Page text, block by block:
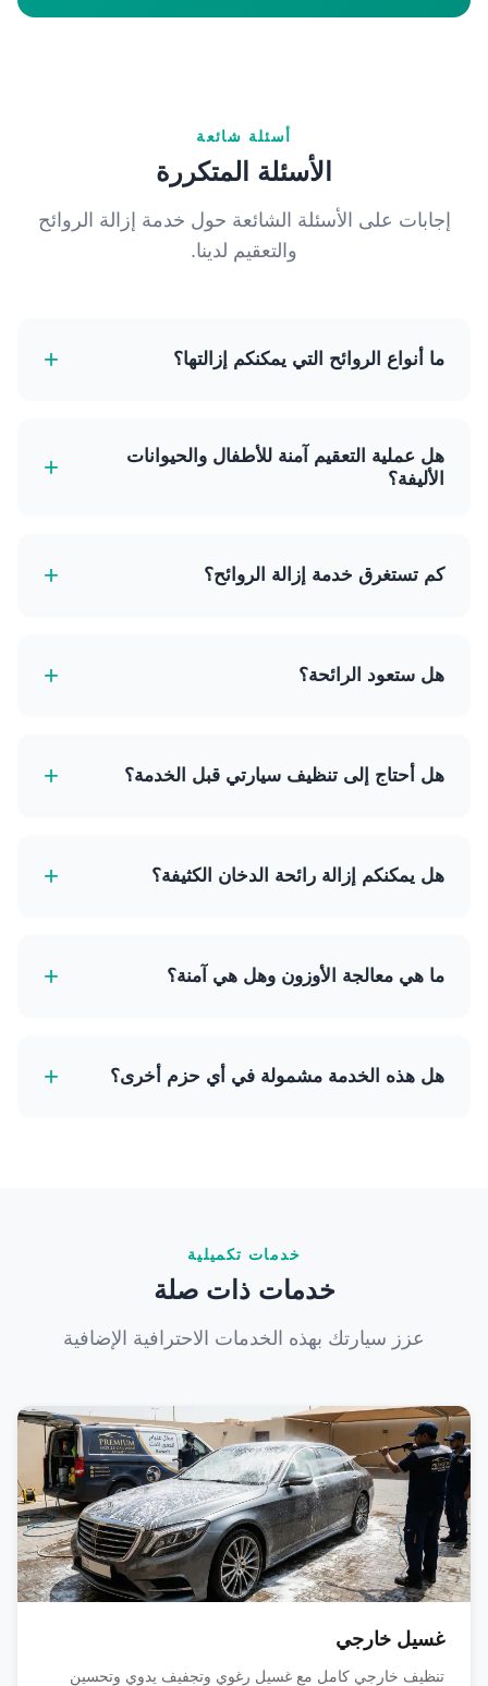
أسئلة شائعة
الأسئلة المتكررة
إجابات على الأسئلة الشائعة حول خدمة إزالة الروائح
والتعقيم لدينا.
ما أنواع الروائح التي يمكنكم إزالتها؟ +
في ذلك الدخان والحيوانات الأليفة والطعام والعفن
والرطوبة العامة. معالجة الأوزون لدينا تستهدف وتحيد
هل عملية التعقيم آمنة للأطفال والحيوانات
الأليفة؟
+
والحيوانات الأليفة، بمجرد اكتمال الخدمة وتهوية المركبة.
كم تستغرق خدمة إزالة الروائح؟ +
وعملية التهوية.
هل ستعود الرائحة؟ +
عن طريق تدمير المصدر. ومع ذلك، يمكن إدخال روائح
جديدة. لكي تعود الرائحة، يجب إعادة إدخال مصدر الرائحة.
هل أحتاج إلى تنظيف سيارتي قبل الخدمة؟ +
والقمامة) قبل وصول فنيينا. التنظيف الأساسي مفيد
هل يمكنكم إزالة رائحة الدخان الكثيفة؟ +
حتى روائح الدخان الكثيفة من السجائر والسيجار التي
اخترقت الأقمشة والأسطح.
ما هي معالجة الأوزون وهل هي آمنة؟ +
يتم إجراء المعالجة في مركبة محكمة الإغلاق، وليس من
الآمن للأشخاص أو الحيوانات الأليفة أن يكونوا بالداخل أثناء
هل هذه الخدمة مشمولة في أي حزم أخرى؟ +
خدمات تكميلية
خدمات ذات صلة
عزز سيارتك بهذه الخدمات الاحترافية الإضافية
غسيل خارجي
تنظيف خارجي كامل مع غسيل رغوي وتجفيف يدوي وتحسين